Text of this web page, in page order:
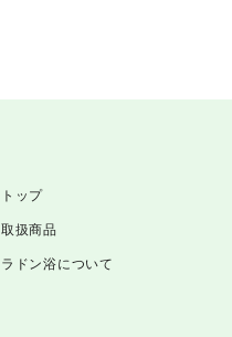
トップ
取扱商品
ラドン浴について